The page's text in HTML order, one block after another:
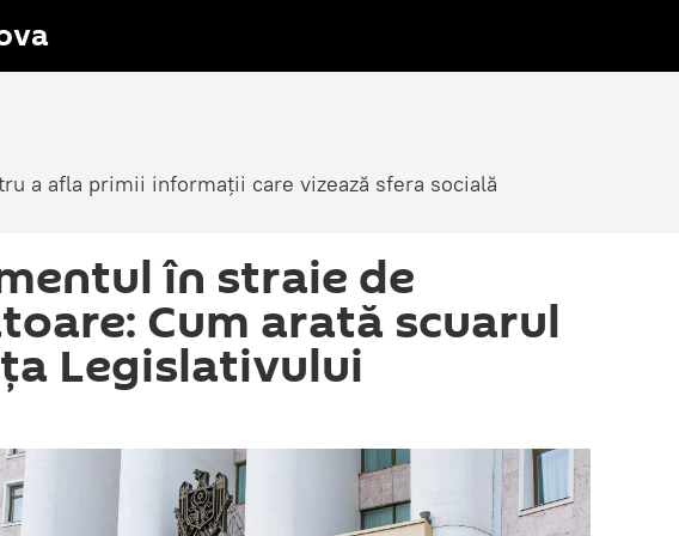
a afla primii informații care vizează sfera socială
în straie de
Cum arată scuarul
Legislativului